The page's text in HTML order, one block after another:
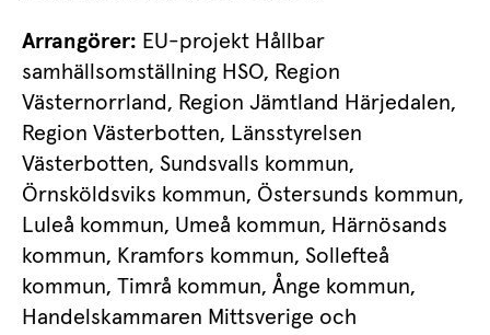
Arrangörer: EU-projekt Hållbar
samhällsomställning HSO, Region
Västernorrland, Region Jämtland Härjedalen,
Region Västerbotten, Länsstyrelsen
Västerbotten, Sundsvalls kommun,
Örnsköldsviks kommun, Östersunds kommun,
Luleå kommun, Umeå kommun, Härnösands
kommun, Kramfors kommun, Sollefteå
kommun, Timrå kommun, Ånge kommun,
Handelskammaren Mittsverige och